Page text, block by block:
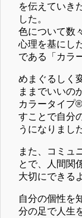
を伝えていき
した。
色について数
心理を基にし
である「カラ
めまぐるしく
ままでいいの
カラータイプ
すことで自分
うになりまし
また、コミュ
とで、人間関
大切にできる
自分の個性を
分の足で人生